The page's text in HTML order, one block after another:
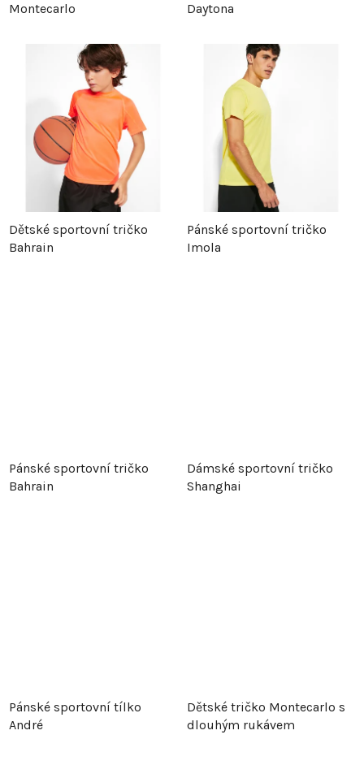
Montecarlo
Daytona
Dětské sportovní tričko
Bahrain
Pánské sportovní tričko
Imola
Pánské sportovní tričko
Bahrain
Dámské sportovní tričko
Shanghai
Pánské sportovní tílko
André
Dětské tričko Montecarlo s
dlouhým rukávem